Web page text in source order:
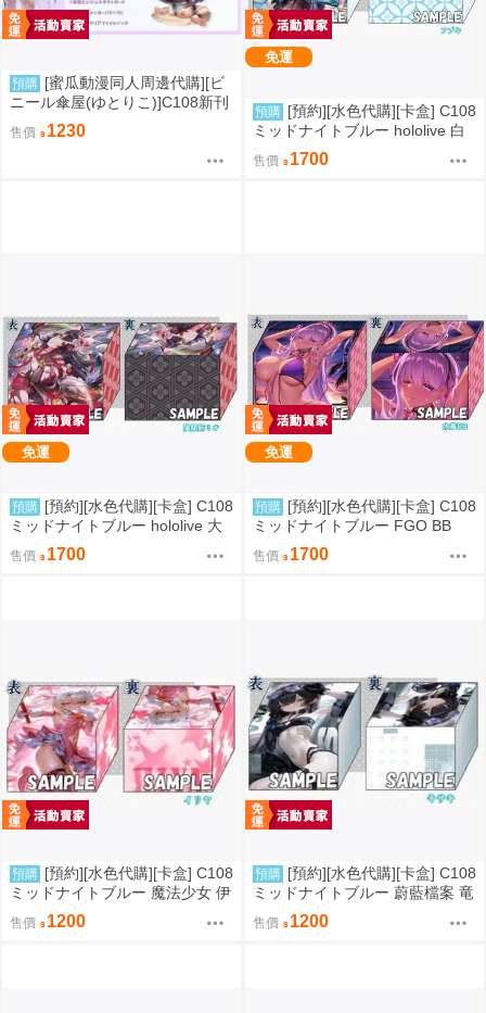
預購 [蜜瓜動漫同人周邊代購][ビ
ニール傘屋(ゆとりこ)]C108新刊
セット【ビニール傘屋】(絕區零)
(同人誌)
售價 1230
免運
預購 [預約][水色代購][卡盒] C108
ミッドナイトブルー hololive 白
上フブキ
售價 1700
免運
預購 [預約][水色代購][卡盒] C108
ミッドナイトブルー hololive 大
神ミオ
售價 1700
免運
預購 [預約][水色代購][卡盒] C108
ミッドナイトブルー FGO BB
售價 1700
預購 [預約][水色代購][卡盒] C108
ミッドナイトブルー 魔法少女 伊
莉雅
售價 1200
預購 [預約][水色代購][卡盒] C108
ミッドナイトブルー 蔚藍檔案 竜
華キサキ
售價 1200